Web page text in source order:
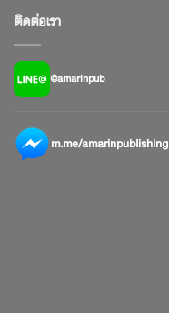
ติดต่อเรา
@amarinpub
m.me/amarinpublishing